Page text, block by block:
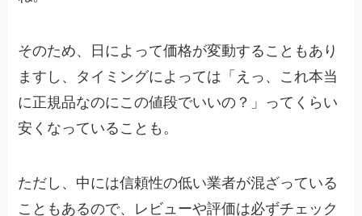
そのため、日によって価格が変動することもあり
ますし、タイミングによっては「えっ、これ本当
に正規品なのにこの値段でいいの？」ってくらい
安くなっていることも。
ただし、中には信頼性の低い業者が混ざっている
こともあるので、レビューや評価は必ずチェック